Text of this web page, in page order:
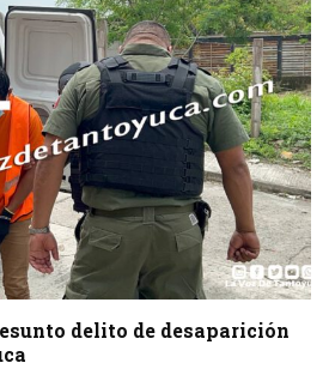
delito de desaparición